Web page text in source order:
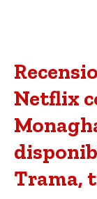
Netflix
Trama,